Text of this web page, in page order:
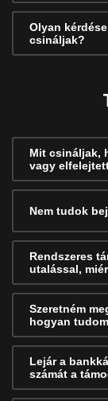
Olyan
csináljak?
Mit csináljak,
vagy
Nem tudok
Rendszeres
utalással,
Szeretném
hogyan
Lejár a
számát a